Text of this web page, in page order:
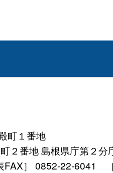
町１番地
２番地 島根県庁第２分
］ 0852-22-6041